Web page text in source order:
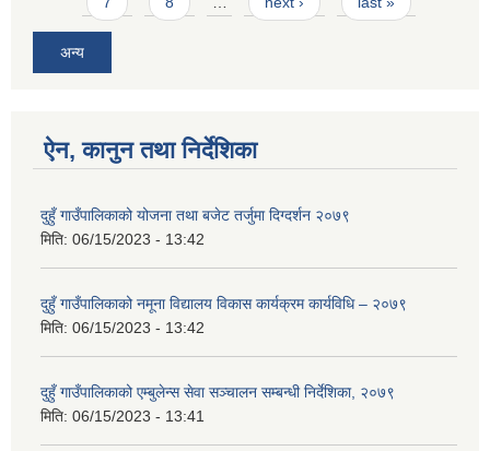
अन्य
ऐन, कानुन तथा निर्देशिका
दुहुँ गाउँपालिकाको योजना तथा बजेट तर्जुमा दिग्दर्शन २०७९
मिति: 06/15/2023 - 13:42
दुहुँ गाउँपालिकाको नमूना विद्यालय विकास कार्यक्रम कार्यविधि – २०७९
मिति: 06/15/2023 - 13:42
दुहुँ गाउँपालिकाको एम्बुलेन्स सेवा सञ्चालन सम्बन्धी निर्देशिका, २०७९
मिति: 06/15/2023 - 13:41